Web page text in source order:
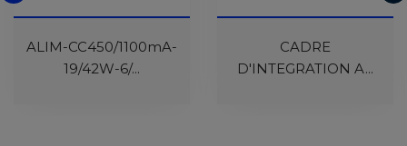
Réapprovisionnement
ALIM-CC450/1100mA-
19/42W-6/...
Réapprovisionnement
CADRE
D'INTEGRATION A...